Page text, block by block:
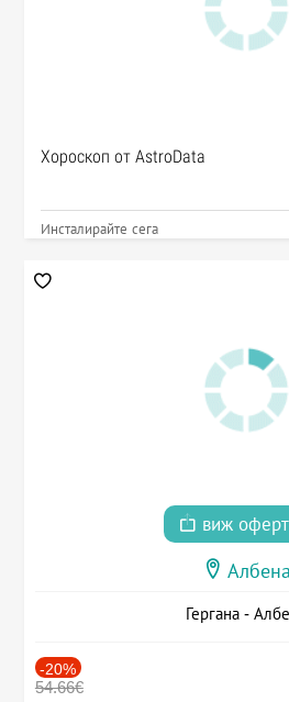
Хороскоп от AstroData
Инсталирайте сега
виж
Албена
Гергана -
-20%
54.66€